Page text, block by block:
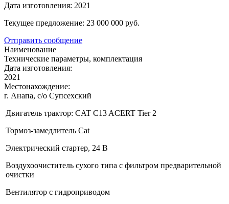
Дата изготовления: 2021
Текущее предложение: 23 000 000 pуб.
Отправить сообщение
Наименование
Технические параметры, комплектация
Дата изготовления:
2021
Местонахождение:
г. Анапа, с/о Супсехский
Двигатель трактор: CAT C13 ACERT Tier 2
Тормоз-замедлитель Cat
Электрический стартер, 24 В
Воздухоочиститель сухого типа с фильтром предварительной
очистки
Вентилятор с гидроприводом